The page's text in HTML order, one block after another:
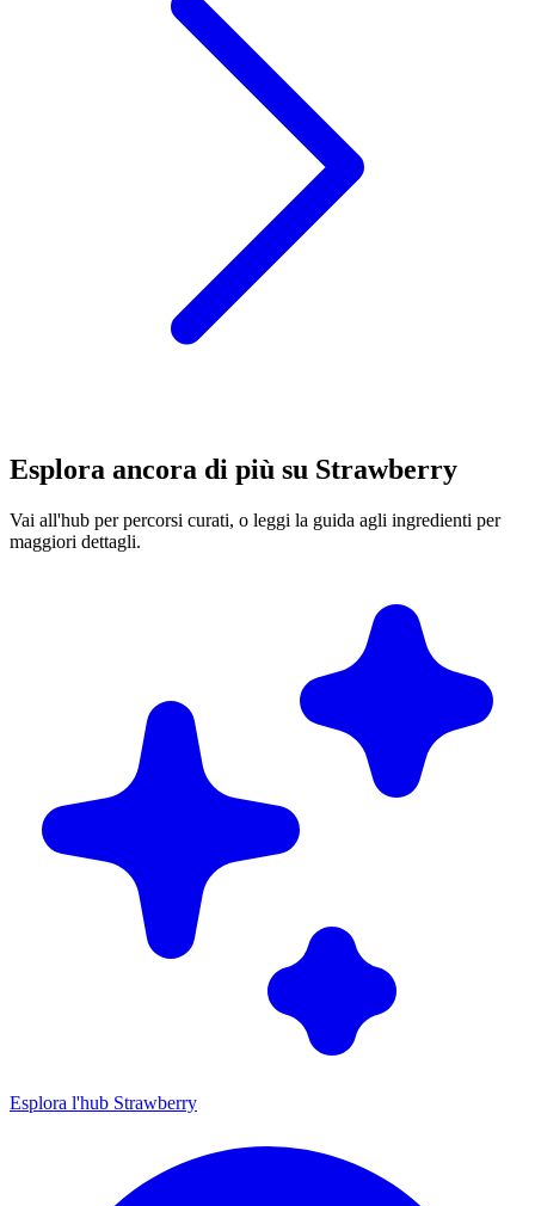
Esplora ancora di più su Strawberry
Vai all'hub per percorsi curati, o leggi la guida agli ingredienti per
maggiori dettagli.
Esplora l'hub Strawberry